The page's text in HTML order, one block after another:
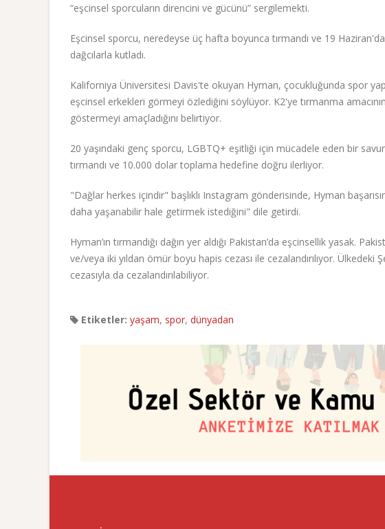
“eşcinsel sporcuların direncini ve gücünü” sergilemekti.
Eşcinsel sporcu, neredeyse üç hafta boyunca tırmandı ve 19
dağcılarla kutladı.
Kaliforniya Üniversitesi Davis'te okuyan Hyman, çocukluğunda spor
eşcinsel erkekleri görmeyi özlediğini söylüyor. K2'ye tırmanma
göstermeyi amaçladığını belirtiyor.
20 yaşındaki genç sporcu, LGBTQ+ eşitliği için mücadele eden bir
tırmandı ve 10.000 dolar toplama hedefine doğru ilerliyor.
"Dağlar herkes içindir" başlıklı Instagram gönderisinde, Hyman
daha yaşanabilir hale getirmek istediğini" dile getirdi.
Hyman’ın tırmandığı dağın yer aldığı Pakistan’da eşcinsellik yasak.
ve/veya iki yıldan ömür boyu hapis cezası ile cezalandırılıyor.
cezasıyla da cezalandırılabiliyor.
Etiketler: yaşam, spor, dünyadan